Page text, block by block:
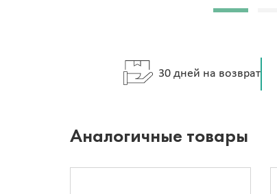
30 дней на возврат
Аналогичные товары